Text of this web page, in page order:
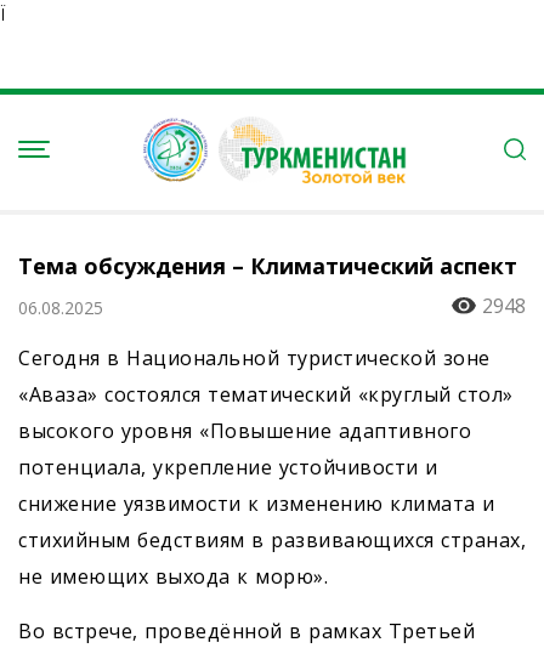
Ï
Тема обсуждения – Климатический аспект
06.08.2025
2948
Сегодня в Национальной туристической зоне
«Аваза» состоялся тематический «круглый стол»
высокого уровня «Повышение адаптивного
потенциала, укрепление устойчивости и
снижение уязвимости к изменению климата и
стихийным бедствиям в развивающихся странах,
не имеющих выхода к морю».
Во встрече, проведённой в рамках Третьей